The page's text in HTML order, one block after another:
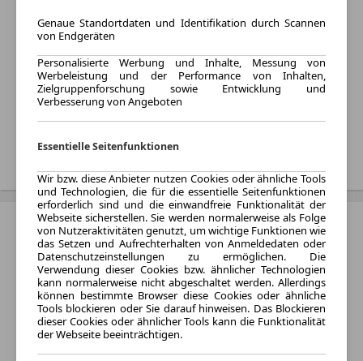
Elektro
Von 59.600 € bis 72.600 €
Monatliche Rate:
Treffer anzeigen
Xpeng P7
Genaue Standortdaten und Identifikation durch Scannen
von Endgeräten
Personalisierte Werbung und Inhalte, Messung von
Werbeleistung und der Performance von Inhalten,
Zielgruppenforschung sowie Entwicklung und
Verbesserung von Angeboten
Essentielle Seitenfunktionen
Wir bzw. diese Anbieter nutzen Cookies oder ähnliche Tools
und Technologien, die für die essentielle Seitenfunktionen
erforderlich sind und die einwandfreie Funktionalität der
Webseite sicherstellen. Sie werden normalerweise als Folge
von Nutzeraktivitäten genutzt, um wichtige Funktionen wie
das Setzen und Aufrechterhalten von Anmeldedaten oder
Datenschutzeinstellungen zu ermöglichen. Die
Verwendung dieser Cookies bzw. ähnlicher Technologien
kann normalerweise nicht abgeschaltet werden. Allerdings
können bestimmte Browser diese Cookies oder ähnliche
Tools blockieren oder Sie darauf hinweisen. Das Blockieren
dieser Cookies oder ähnlicher Tools kann die Funktionalität
der Webseite beeinträchtigen.